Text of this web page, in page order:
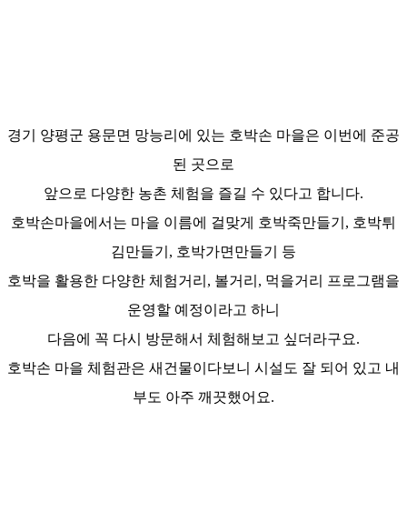
경기 양평군 용문면 망능리에 있는 호박손 마을은 이번에 준공
된 곳으로
앞으로 다양한 농촌 체험을 즐길 수 있다고 합니다.
호박손마을에서는 마을 이름에 걸맞게 호박죽만들기, 호박튀
김만들기, 호박가면만들기 등
호박을 활용한 다양한 체험거리, 볼거리, 먹을거리 프로그램을
운영할 예정이라고 하니
다음에 꼭 다시 방문해서 체험해보고 싶더라구요.
호박손 마을 체험관은 새건물이다보니 시설도 잘 되어 있고 내
부도 아주 깨끗했어요.